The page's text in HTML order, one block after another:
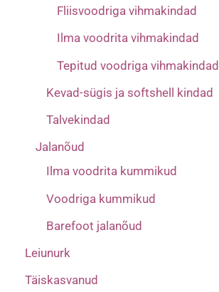
Fliisvoodriga vihmakindad
Ilma voodrita vihmakindad
Tepitud voodriga vihmakindad
Kevad-sügis ja softshell kindad
Talvekindad
Jalanõud
Ilma voodrita kummikud
Voodriga kummikud
Barefoot jalanõud
Leiunurk
Täiskasvanud